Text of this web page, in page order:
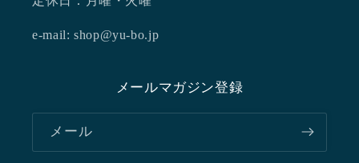
e-mail: shop@yu-bo.jp
メールマガジン登録
メール